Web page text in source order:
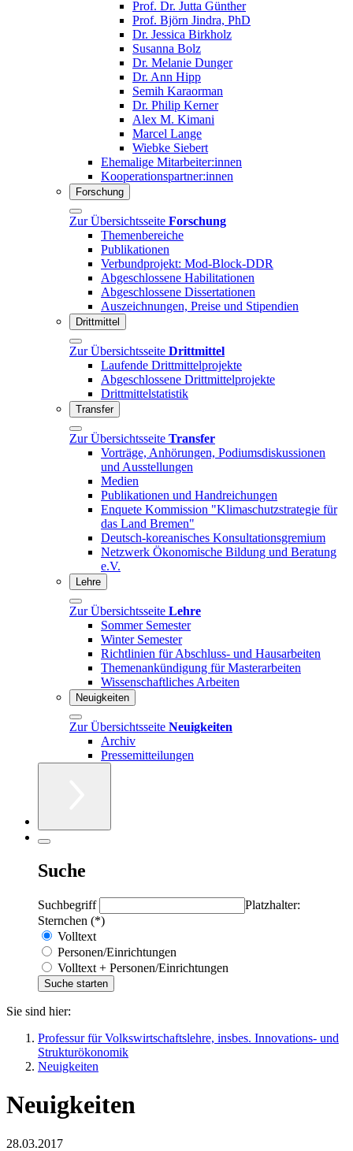
Prof. Dr. Jutta Günther
Prof. Björn Jindra, PhD
Dr. Jessica Birkholz
Susanna Bolz
Dr. Melanie Dunger
Dr. Ann Hipp
Semih Karaorman
Dr. Philip Kerner
Alex M. Kimani
Marcel Lange
Wiebke Siebert
Ehemalige Mitarbeiter:innen
Kooperationspartner:innen
Forschung
Zur Übersichtsseite Forschung
Themenbereiche
Publikationen
Verbundprojekt: Mod-Block-DDR
Abgeschlossene Habilitationen
Abgeschlossene Dissertationen
Auszeichnungen, Preise und Stipendien
Drittmittel
Zur Übersichtsseite Drittmittel
Laufende Drittmittelprojekte
Abgeschlossene Drittmittelprojekte
Drittmittelstatistik
Transfer
Zur Übersichtsseite Transfer
Vorträge, Anhörungen, Podiumsdiskussionen
und Ausstellungen
Medien
Publikationen und Handreichungen
Enquete Kommission "Klimaschutzstrategie für
das Land Bremen"
Deutsch-koreanisches Konsultationsgremium
Netzwerk Ökonomische Bildung und Beratung
e.V.
Lehre
Zur Übersichtsseite Lehre
Sommer Semester
Winter Semester
Richtlinien für Abschluss- und Hausarbeiten
Themenankündigung für Masterarbeiten
Wissenschaftliches Arbeiten
Neuigkeiten
Zur Übersichtsseite Neuigkeiten
Archiv
Pressemitteilungen
Suche
Suchbegriff
Platzhalter:
Sternchen (*)
Volltext
Personen/Einrichtungen
Volltext + Personen/Einrichtungen
Sie sind hier:
Professur für Volkswirtschaftslehre, insbes. Innovations- und
Strukturökonomik
Neuigkeiten
Neuigkeiten
28.03.2017